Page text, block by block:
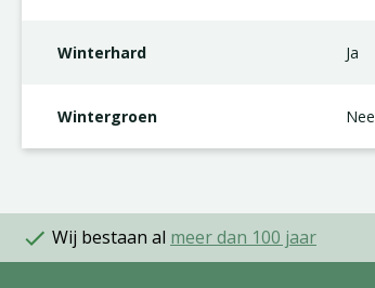
Winterhard Ja
Wintergroen Nee
Wij bestaan al meer dan 100 jaar